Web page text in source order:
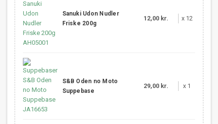
Sanuki Udon Nudler
Friske 200g
12,00 kr. x 12
S&B Oden no Moto
Suppebase
29,00 kr. x 1